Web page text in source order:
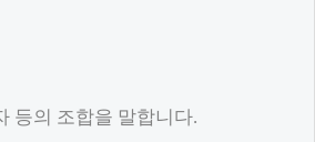
등의 조합을 말합니다.